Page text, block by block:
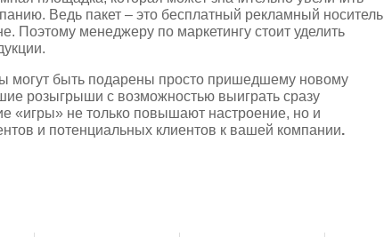
Ведь пакет – это бесплатный рекламный носитель
Поэтому менеджеру по маркетингу стоит уделить
могут быть подарены просто пришедшему новому
розыгрыши с возможностью выиграть сразу
«игры» не только повышают настроение, но и
и потенциальных клиентов к вашей компании.